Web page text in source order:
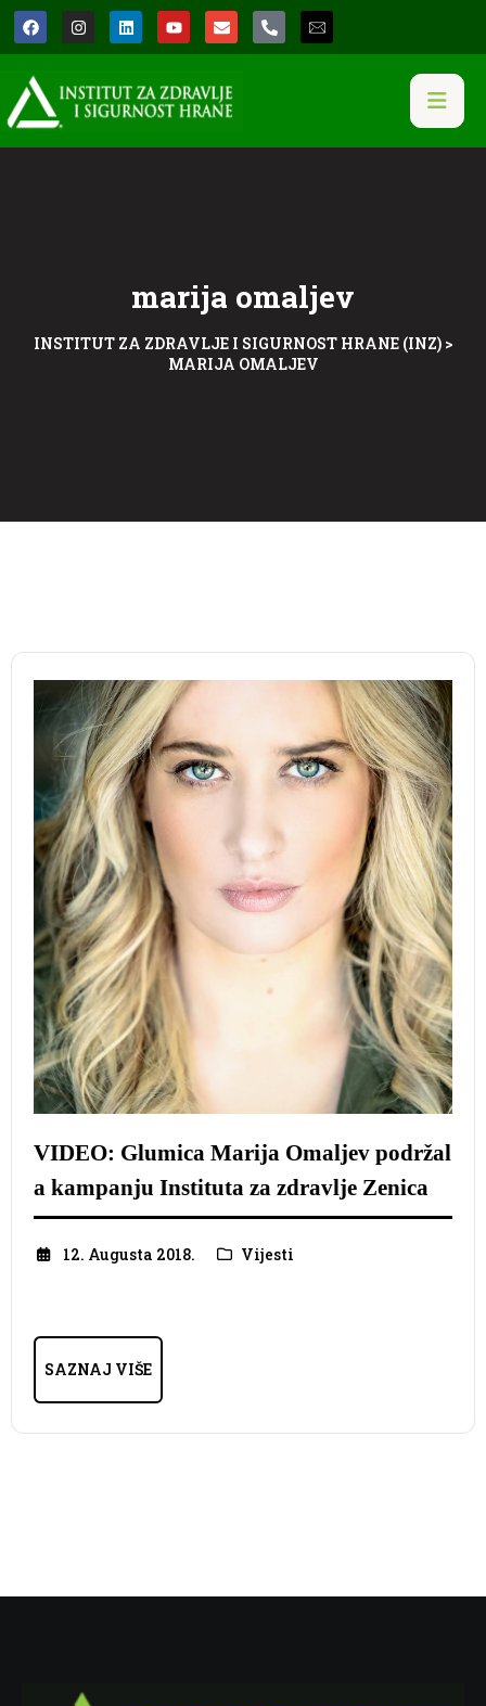
marija omaljev
INSTITUT ZA ZDRAVLJE I SIGURNOST HRANE (INZ)>
MARIJA OMALJEV
VIDEO: Glumica Marija Omaljev podržal
a kampanju Instituta za zdravlje Zenica
12. Augusta 2018. Vijesti
SAZNAJ VIŠE